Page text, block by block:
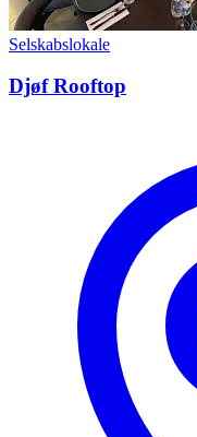
Selskabslokale
Djøf Rooftop